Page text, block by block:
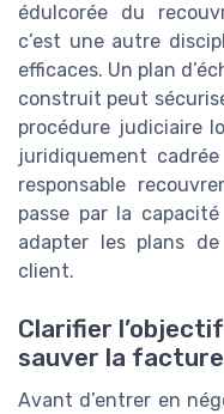
édulcorée du
c’est une autre
efficaces. Un plan
construit peut
procédure judiciaire
juridiquement
responsable
passe par la
adapter les plans
client.
Clarifier
sauver la
Avant d’entrer en